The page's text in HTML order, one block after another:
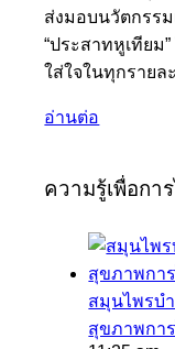
ส่งมอบนวัตกรรม
“ประสาทหูเทีย
ใส่ใจในทุกรายล
อ่านต่อ
ความรู้เพื่อกา
สมุนไพรบำ
สุขภาพกา